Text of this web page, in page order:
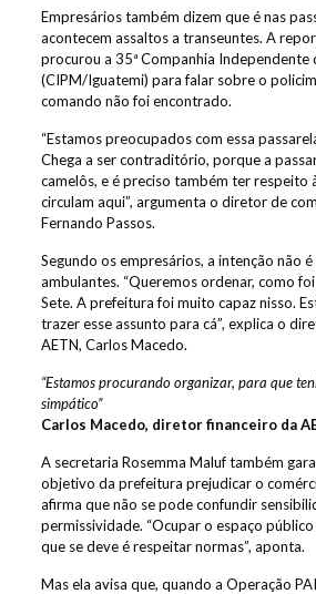
Empresários também dizem que é nas
acontecem assaltos a transeuntes. A
procurou a 35ª Companhia Independente
(CIPM/Iguatemi) para falar sobre o
comando não foi encontrado.
“Estamos preocupados com essa
Chega a ser contraditório, porque a
camelôs, e é preciso também ter respeito
circulam aqui”, argumenta o diretor de
Fernando Passos.
Segundo os empresários, a intenção não
ambulantes. “Queremos ordenar, como
Sete. A prefeitura foi muito capaz nisso.
trazer esse assunto para cá”, explica o
AETN, Carlos Macedo.
“Estamos procurando organizar, para que
simpático”
Carlos Macedo, diretor financeiro da
A secretaria Rosemma Maluf também
objetivo da prefeitura prejudicar o
afirma que não se pode confundir
permissividade. “Ocupar o espaço
que se deve é respeitar normas”, aponta.
Mas ela avisa que, quando a Operação